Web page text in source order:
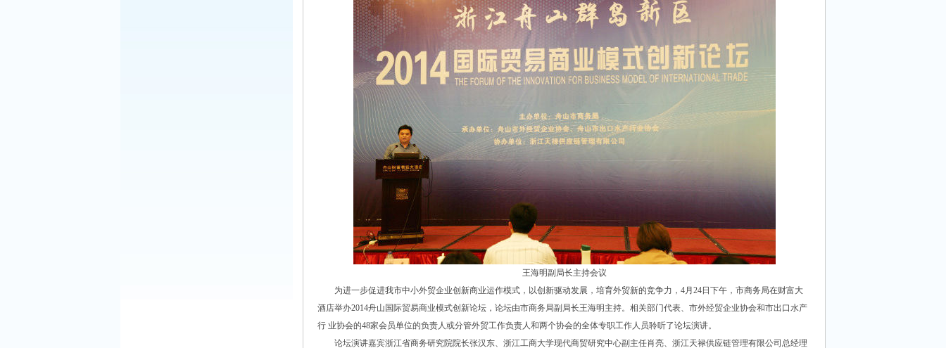
王海明副局长主持会议
为进一步促进我市中小外贸企业创新商业运作模式，以创新驱动发展，培育外贸新的竞争力，4月24日下午，市商务局在财富大
酒店举办2014舟山国际贸易商业模式创新论坛，论坛由市商务局副局长王海明主持。相关部门代表、市外经贸企业协会和市出口水产
行 业协会的48家会员单位的负责人或分管外贸工作负责人和两个协会的全体专职工作人员聆听了论坛演讲。
论坛演讲嘉宾浙江省商务研究院院长张汉东、浙江工商大学现代商贸研究中心副主任肖亮、浙江天禄供应链管理有限公司总经理